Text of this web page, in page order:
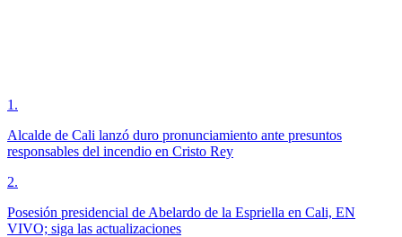
1 .
Alcalde de Cali lanzó duro pronunciamiento ante presuntos
responsables del incendio en Cristo Rey
2.
Posesión presidencial de Abelardo de la Espriella en Cali, EN
VIVO; siga las actualizaciones